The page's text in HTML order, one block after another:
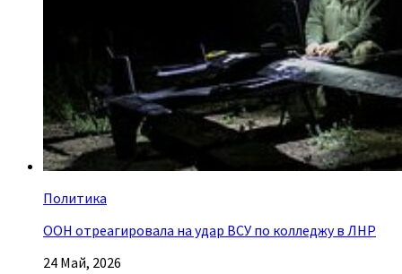
Политика
ООН отреагировала на удар ВСУ по колледжу в ЛНР
24 Май, 2026